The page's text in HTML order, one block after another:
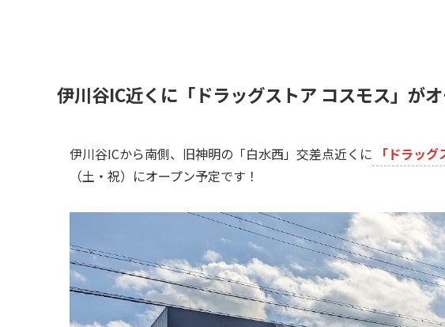
伊川谷IC近くに「ドラッグストア コスモス」が
伊川谷ICから南側、旧神明の「白水西」交差点近くに 「ドラッ
（土・祝）にオープン予定です！